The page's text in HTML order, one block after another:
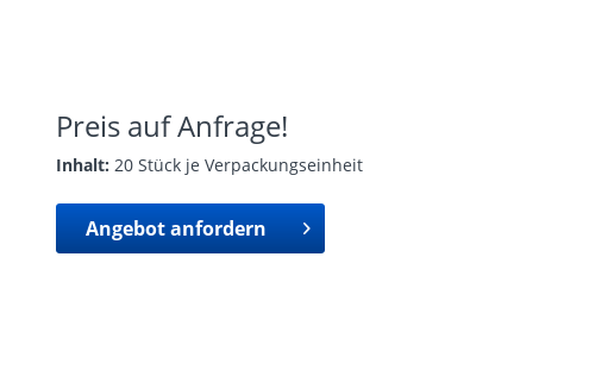
Preis auf Anfrage!
Inhalt: 20 Stück je Verpackungseinheit
Angebot anfordern